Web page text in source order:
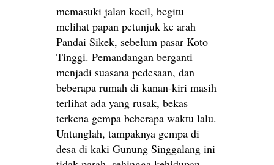
memasuki jalan kecil, begitu
melihat papan petunjuk ke arah
Pandai Sikek, sebelum pasar Koto
Tinggi. Pemandangan berganti
menjadi suasana pedesaan, dan
beberapa rumah di kanan-kiri masih
terlihat ada yang rusak, bekas
terkena gempa beberapa waktu lalu.
Untunglah, tampaknya gempa di
desa di kaki Gunung Singgalang ini